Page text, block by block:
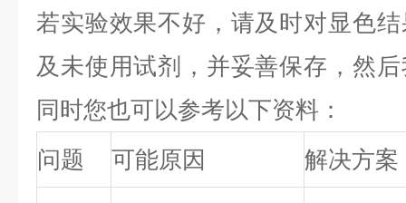
若实验效果不好，请及时对显色
及未使用试剂，并妥善保存，然
同时您也可以参考以下资料：
问题
可能原因 解决方案